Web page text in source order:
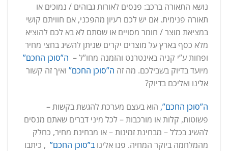
נושא התאורה ברכב: פנסים לאורות גבוהים / נמוכים או
תאורה פנימית. אם יש לכם רעיון מהפכני, אם חוויתם קושי
במציאת מוצר / חומר מסויים או שסתם לא בא לכם להוציא
מלא כסף בארץ על מוצרים יקרים שניתן להשיג בחצי מחיר
ופחות ע”י קניה באינטרנט והזמנה מחו”ל – ה”סוכן החכם”
מיועד בדיוק בשבילכם. מה זה ה”סוכן החכם” ואיך זה קשור
אלינו ואליכם בדיוק?
ה”סוכן החכם”, הוא בעצם מערכת להגשת בקשות –
פשוטות, קלות או מורכבות – לכל מיני דברים שאתם מנסים
להשיג בכלל – מבחינת זמינות – או מבחינת מחיר, כחלק
מהמלחמה ביוקר המחיה. פנו אלינו ב”סוכן החכם” , כיתבו